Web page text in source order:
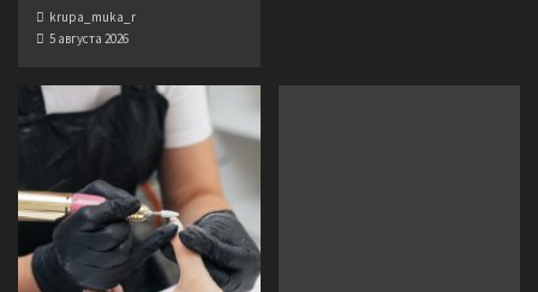
krupa_muka_r
5 августа 2026